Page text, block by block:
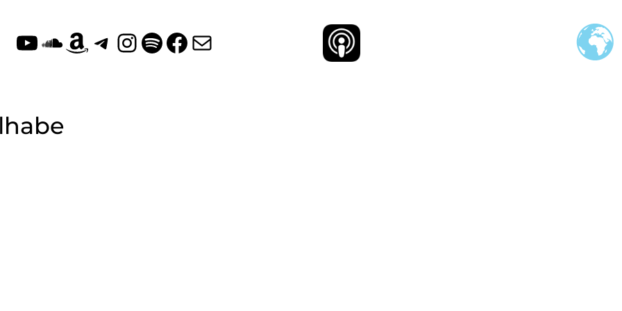
YouTube
SoundCloud
Amazon
Telegram
Instagram
Spotify
Facebook
E-Mail